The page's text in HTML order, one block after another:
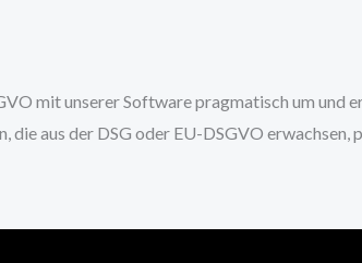
mit unserer Software pragmatisch um und
aus der DSG oder EU-DSGVO erwachsen,